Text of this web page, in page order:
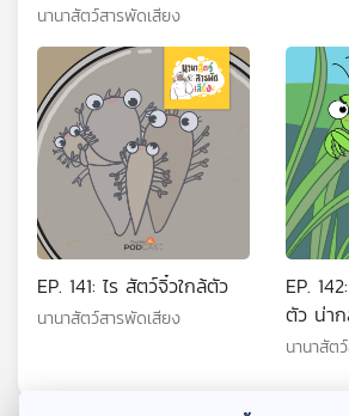
นานาสัตว์สารพัดเสียง
EP. 141: ไร สัตว์จิ๋วใกล้ตัว
นานาสัตว์สารพัดเสียง
EP.
ตัว น่าก
นานาสัต